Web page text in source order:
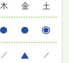
木 金 土
／ ／